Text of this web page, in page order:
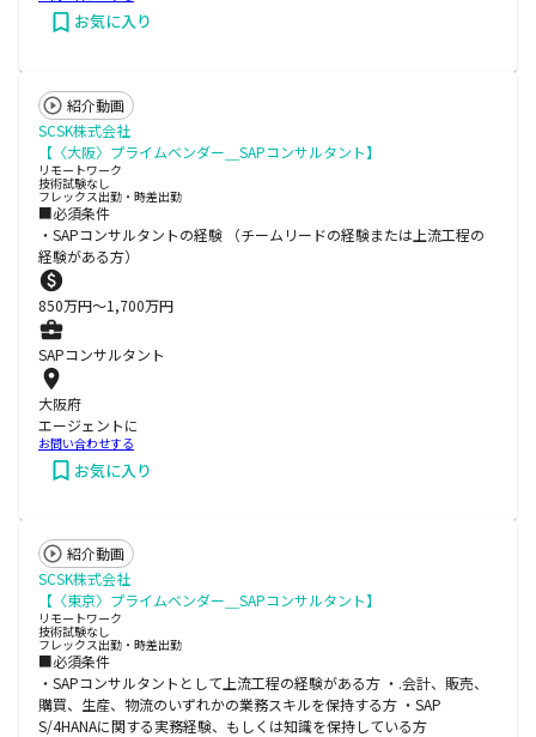
お気に入り
紹介動画
SCSK株式会社
【〈大阪〉プライムベンダー＿SAPコンサルタント】
リモートワーク
技術試験なし
フレックス出勤・時差出勤
■必須条件
・SAPコンサルタントの経験 （チームリードの経験または上流工程の
経験がある方）
850万円〜1,700万円
SAPコンサルタント
大阪府
エージェントに
お問い合わせする
お気に入り
紹介動画
SCSK株式会社
【〈東京〉プライムベンダー＿SAPコンサルタント】
リモートワーク
技術試験なし
フレックス出勤・時差出勤
■必須条件
・SAPコンサルタントとして上流工程の経験がある方 ・.会計、販売、
購買、生産、物流のいずれかの業務スキルを保持する方 ・SAP
S/4HANAに関する実務経験、もしくは知識を保持している方